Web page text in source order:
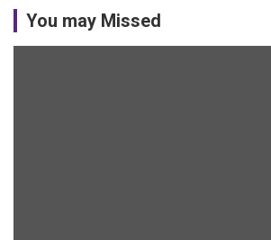
You may Missed